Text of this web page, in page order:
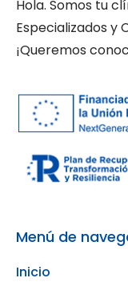
Hola. Somos tu
Especializados y
¡Queremos
Menú de
Inicio